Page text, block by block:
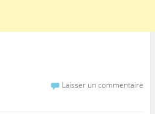
Laisser un commentaire